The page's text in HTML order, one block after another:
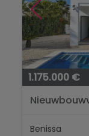
1.175.000 €
Benissa